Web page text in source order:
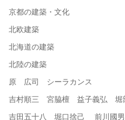
京都の建築・文化
北欧建築
北海道の建築
北陸の建築
原 広司 シーラカンス
吉村順三 宮脇檀 益子義弘 堀
吉田五十八 堀口捨己 前川國